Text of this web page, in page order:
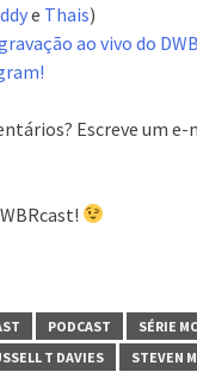
e Thais)
ao vivo do
Escreve um
PODCAST
SÉRIE
T DAVIES STEVEN